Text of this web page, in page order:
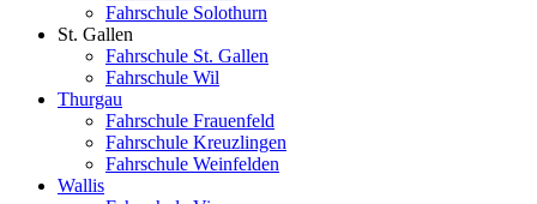
Fahrschule Solothurn
St. Gallen
Fahrschule St. Gallen
Fahrschule Wil
Thurgau
Fahrschule Frauenfeld
Fahrschule Kreuzlingen
Fahrschule Weinfelden
Wallis